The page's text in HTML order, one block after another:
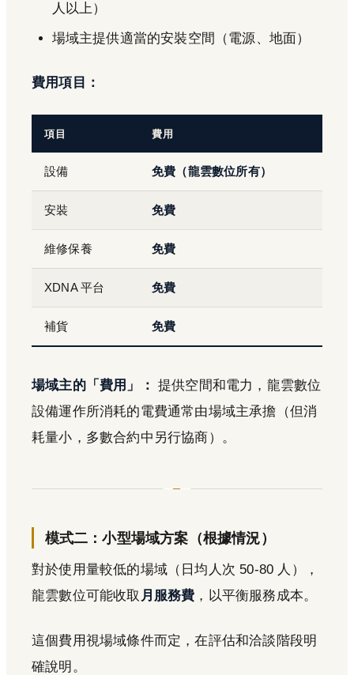
人以上）
場域主提供適當的安裝空間（電源、地面）
費用項目：
項目 費用
設備 免費（龍雲數位所有）
安裝 免費
維修保養 免費
XDNA 平台 免費
補貨 免費
場域主的「費用」： 提供空間和電力，龍雲數位
設備運作所消耗的電費通常由場域主承擔（但消
耗量小，多數合約中另行協商）。
模式二：小型場域方案（根據情況）
對於使用量較低的場域（日均人次 50-80 人），
龍雲數位可能收取 月服務費 ，以平衡服務成本。
這個費用視場域條件而定，在評估和洽談階段明
確說明。